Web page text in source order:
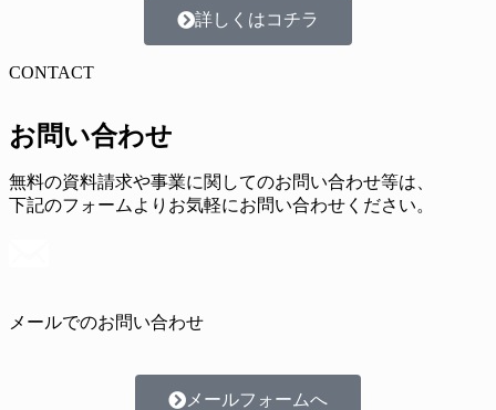
詳しくはコチラ
CONTACT
お問い合わせ
無料の資料請求や事業に関してのお問い合わせ等は、
下記のフォームよりお気軽にお問い合わせください。
メールでのお問い合わせ
メールフォームへ